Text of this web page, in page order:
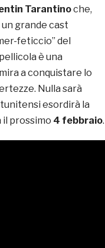
Tarantinoche,
grande cast
feticcio” del
è una
a conquistare lo
Nulla sarà
esordirà la
prossimo 4 febbraio.